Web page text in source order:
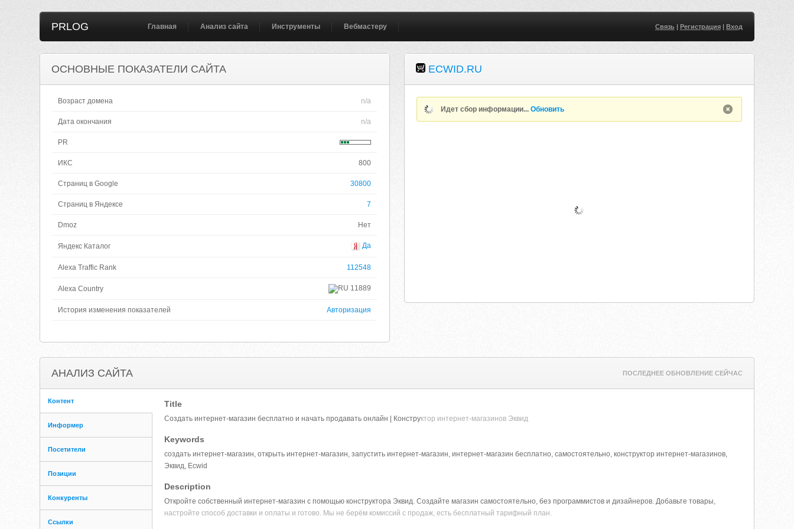
PRLOG Главная Анализ сайта Инструменты Вебмастеру Связь| Регистрация| Вход
ОСНОВНЫЕ ПОКАЗАТЕЛИ САЙТА
Возраст домена n/a
Дата окончания n/a
PR
ИКС 800
Страниц в Google 30800
Страниц в Яндексе 7
Dmoz Нет
Яндекс Каталог Да
Alexa Traffic Rank 112548
Alexa Country 11889
История изменения показателей Авторизация
ECWID.RU
Идет сбор информации...Обновить
АНАЛИЗ САЙТА ПОСЛЕДНЕЕ ОБНОВЛЕНИЕ СЕЙЧАС
Контент
Информер
Посетители
Позиции
Конкуренты
Ссылки
Title
Создать интернет-магазин бесплатно и начать продавать онлайн | Конструктор интернет-магазинов Эквид
Keywords
создать интернет-магазин, открыть интернет-магазин, запустить интернет-магазин, интернет-магазин бесплатно, самостоятельно, конструктор интернет-магазинов,
Эквид, Ecwid
Description
Откройте собственный интернет-магазин с помощью конструктора Эквид. Создайте магазин самостоятельно, без программистов и дизайнеров. Добавьте товары,
настройте способ доставки и оплаты и готово. Мы не берём комиссий с продаж, есть бесплатный тарифный план.